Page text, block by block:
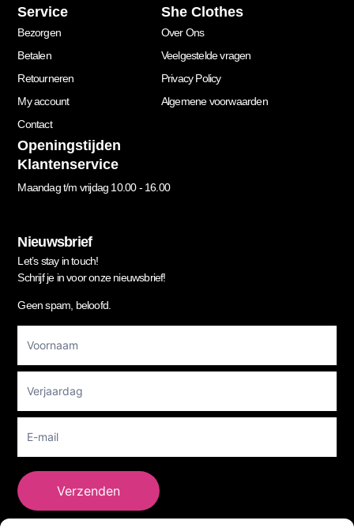
Service
Bezorgen
Betalen
Retourneren
My account
Contact
She Clothes
Over Ons
Veelgestelde vragen
Privacy Policy
Algemene voorwaarden
Openingstijden
Klantenservice
Maandag t/m vrijdag 10.00 - 16.00
Nieuwsbrief
Let’s stay in touch!
Schrijf je in voor onze nieuwsbrief!
Geen spam, beloofd.
Newsletter
Verzenden